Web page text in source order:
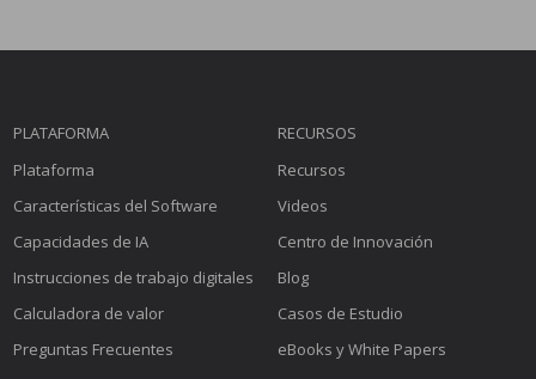
PLATAFORMA
Plataforma
Características del Software
Capacidades de IA
Instrucciones de trabajo digitales
Calculadora de valor
Preguntas Frecuentes
RECURSOS
Recursos
Videos
Centro de Innovación
Blog
Casos de Estudio
eBooks y White Papers